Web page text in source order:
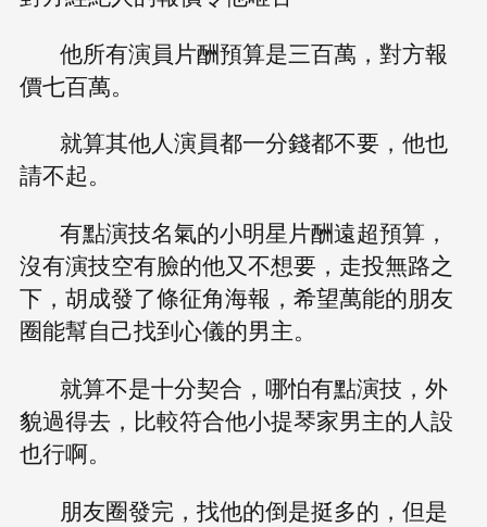
他所有演員片酬預算是三百萬，對方報
價七百萬。
就算其他人演員都一分錢都不要，他也
請不起。
有點演技名氣的小明星片酬遠超預算，
沒有演技空有臉的他又不想要，走投無路之
下，胡成發了條征角海報，希望萬能的朋友
圈能幫自己找到心儀的男主。
就算不是十分契合，哪怕有點演技，外
貌過得去，比較符合他小提琴家男主的人設
也行啊。
朋友圈發完，找他的倒是挺多的，但是